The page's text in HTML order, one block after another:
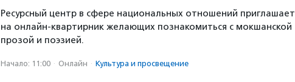
Ресурсный центр в сфере национальных отношений приглашает
на онлайн-квартирник желающих познакомиться с мокшанской
прозой и поэзией.
Начало: 11:00 · Онлайн · Культура и просвещение